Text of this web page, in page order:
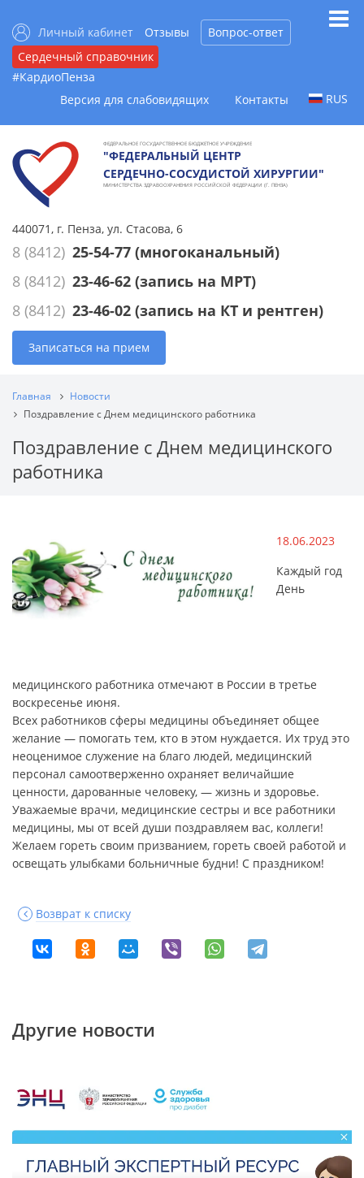
Личный кабинет Отзывы
Вопрос-ответ
Сердечный справочник
#КардиоПенза
Версия для слабовидящих
Контакты RUS
ФЕДЕРАЛЬНОЕ ГОСУДАРСТВЕННОЕ БЮДЖЕТНОЕ УЧРЕЖДЕНИЕ
"ФЕДЕРАЛЬНЫЙ ЦЕНТР
СЕРДЕЧНО-СОСУДИСТОЙ ХИРУРГИИ"
МИНИСТЕРСТВА ЗДРАВООХРАНЕНИЯ РОССИЙСКОЙ ФЕДЕРАЦИИ (Г. ПЕНЗА)
440071, г. Пенза, ул. Стасова, 6
8 (8412) 25-54-77 (многоканальный)
8 (8412) 23-46-62 (запись на МРТ)
8 (8412) 23-46-02 (запись на КТ и рентген)
Записаться на прием
Главная
Новости
Поздравление с Днем медицинского работника
Поздравление с Днем медицинского
работника
18.06.2023
Каждый год
День
медицинского работника отмечают в России в третье
воскресенье июня.
Всех работников сферы медицины объединяет общее
желание — помогать тем, кто в этом нуждается. Их труд это
неоценимое служение на благо людей, медицинский
персонал самоотверженно охраняет величайшие
ценности, дарованные человеку, — жизнь и здоровье.
Уважаемые врачи, медицинские сестры и все работники
медицины, мы от всей души поздравляем вас, коллеги!
Желаем гореть своим призванием, гореть своей работой и
освещать улыбками больничные будни! С праздником!
Возврат к списку
Другие новости